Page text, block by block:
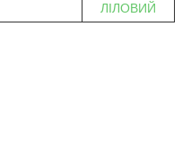
ЛІЛОВИЙ